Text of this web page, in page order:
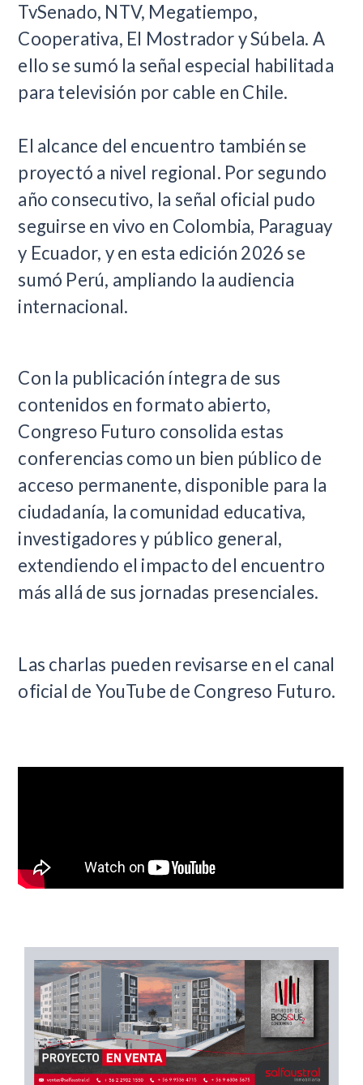
TvSenado, NTV, Megatiempo,
Cooperativa, El Mostrador y Súbela. A
ello se sumó la señal especial habilitada
para televisión por cable en Chile.
El alcance del encuentro también se
proyectó a nivel regional. Por segundo
año consecutivo, la señal oficial pudo
seguirse en vivo en Colombia, Paraguay
y Ecuador, y en esta edición 2026 se
sumó Perú, ampliando la audiencia
internacional.
Con la publicación íntegra de sus
contenidos en formato abierto,
Congreso Futuro consolida estas
conferencias como un bien público de
acceso permanente, disponible para la
ciudadanía, la comunidad educativa,
investigadores y público general,
extendiendo el impacto del encuentro
más allá de sus jornadas presenciales.
Las charlas pueden revisarse en el canal
oficial de YouTube de Congreso Futuro.